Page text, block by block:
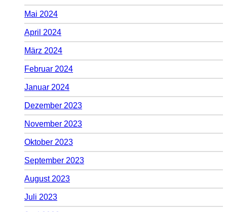
Mai 2024
April 2024
März 2024
Februar 2024
Januar 2024
Dezember 2023
November 2023
Oktober 2023
September 2023
August 2023
Juli 2023